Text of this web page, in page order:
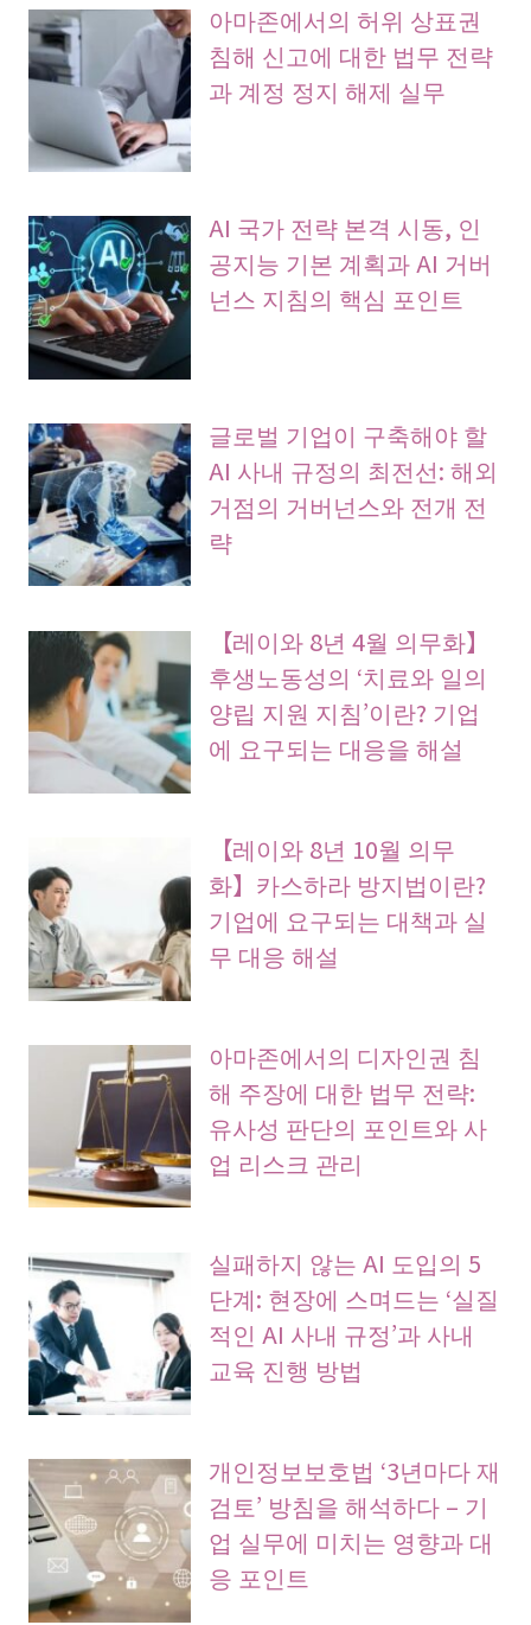
아마존에서의 허위 상표권
침해 신고에 대한 법무 전략
과 계정 정지 해제 실무
AI 국가 전략 본격 시동, 인
공지능 기본 계획과 AI 거버
넌스 지침의 핵심 포인트
글로벌 기업이 구축해야 할
AI 사내 규정의 최전선: 해외
거점의 거버넌스와 전개 전
략
【레이와 8년 4월 의무화】
후생노동성의 ‘치료와 일의
양립 지원 지침’이란? 기업
에 요구되는 대응을 해설
【레이와 8년 10월 의무
화】카스하라 방지법이란?
기업에 요구되는 대책과 실
무 대응 해설
아마존에서의 디자인권 침
해 주장에 대한 법무 전략:
유사성 판단의 포인트와 사
업 리스크 관리
실패하지 않는 AI 도입의 5
단계: 현장에 스며드는 ‘실질
적인 AI 사내 규정’과 사내
교육 진행 방법
개인정보보호법 ‘3년마다 재
검토’ 방침을 해석하다 – 기
업 실무에 미치는 영향과 대
응 포인트